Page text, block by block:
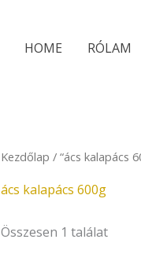
HOME RÓLAM
Kezdőlap / “ács kalapács
ács kalapács 600g
Összesen 1 találat